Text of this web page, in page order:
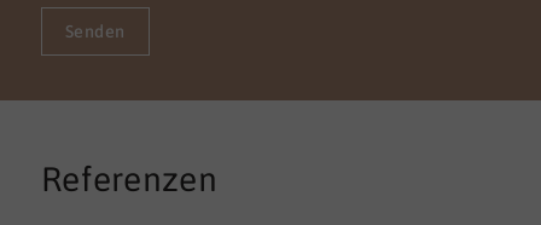
Senden
Referenzen